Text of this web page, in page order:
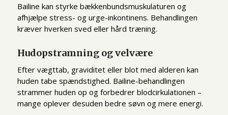
Bailine kan styrke bækkenbundsmuskulaturen og
afhjælpe stress- og urge-inkontinens. Behandlingen
kræver hverken sved eller hård træning.
Hudopstramning og velvære
Efter vægttab, graviditet eller blot med alderen kan
huden tabe spændstighed. Bailine-behandlingen
strammer huden op og forbedrer blodcirkulationen –
mange oplever desuden bedre søvn og mere energi.